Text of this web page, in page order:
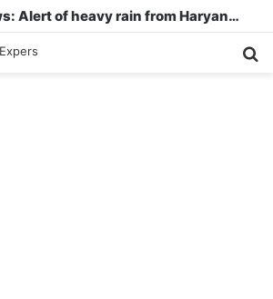
Weather News: Alert of heavy rain from Haryana-Gujarat to Odisha, monsoon is active in many states